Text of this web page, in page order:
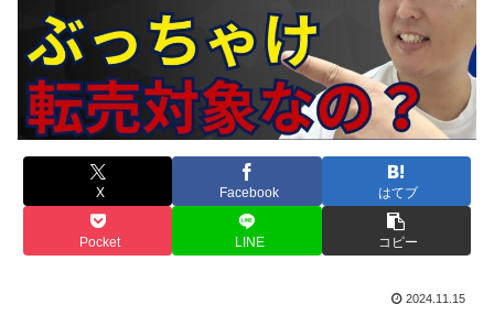
X Facebook はてブ
Pocket LINE コピー
2024.11.15